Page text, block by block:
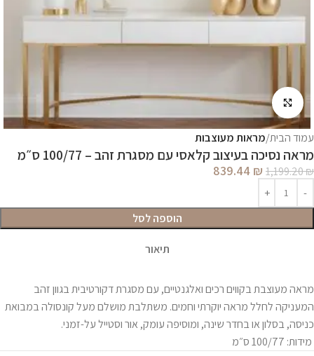
עמוד הבית מראות מעוצבות
מראה נסיכה בעיצוב קלאסי עם מסגרת זהב – 100/77 ס״מ
1,199.20₪
839.44 ₪
הוספה לסל
תיאור
מראה מעוצבת בקווים רכים ואלגנטיים, עם מסגרת דקורטיבית בגוון זהב
המעניקה לחלל מראה יוקרתי וחמים. משתלבת מושלם מעל קונסולה במבואת
כניסה, בסלון או בחדר שינה, ומוסיפה עומק, אור וסטייל על-זמני.
מידות: 100/77 ס״מ
לחץ להגדלה